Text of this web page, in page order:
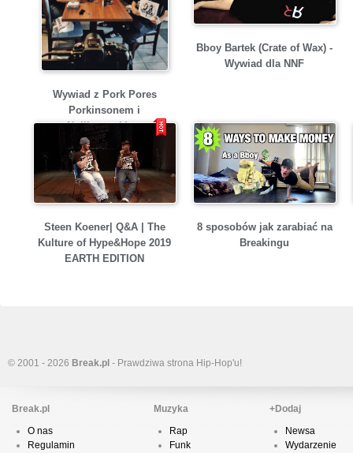
Wywiad z Pork Pores
Porkinsonem i
Nullizmatykiem
Bboy Bartek (Crate of Wax) -
Wywiad dla NNF
Steen Koener| Q&A | The
Kulture of Hype&Hope 2019
EARTH EDITION
8 sposobów jak zarabiać na
Breakingu
© 2001 - 2026 Break.pl - Prawdziwa strona Hip-Hop'u!
Break.pl
O nas
Regulamin
Muzyka
Rap
Funk
+Dodaj
Newsa
Wydarzenie